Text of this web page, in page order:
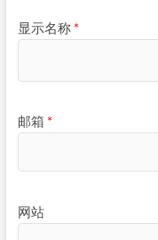
显示名称 *
邮箱 *
网站